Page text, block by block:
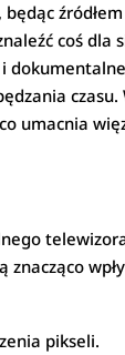
coś
umacnia
pikseli.